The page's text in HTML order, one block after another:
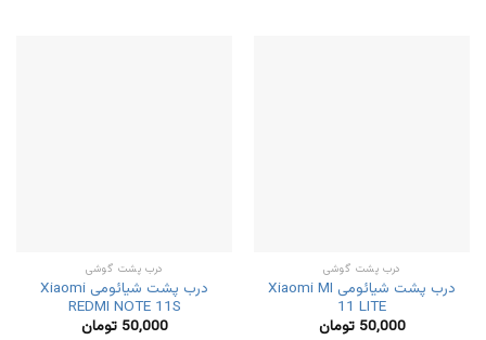
درب پشت گوشی
درب پشت شیائومی Xiaomi MI
11 LITE
50,000 تومان
درب پشت گوشی
درب پشت شیائومی Xiaomi
REDMI NOTE 11S
50,000 تومان